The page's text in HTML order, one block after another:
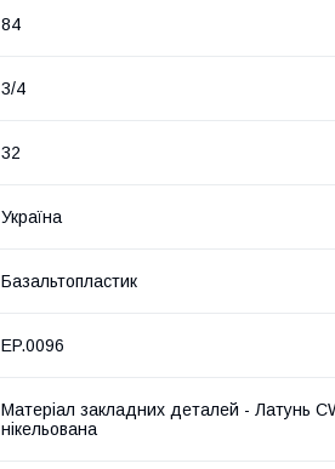
84
3/4
32
Україна
Базальтопластик
EP.0096
Матеріал закладних деталей - Латунь
нікельована